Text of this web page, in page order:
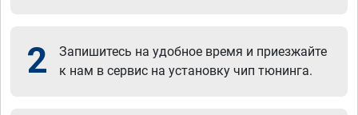
2
Запишитесь на удобное время и приезжайте
к нам в сервис на установку чип тюнинга.